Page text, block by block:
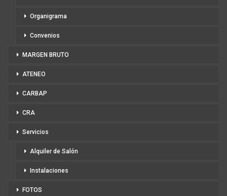
Organigrama
Convenios
MARGEN BRUTO
ATENEO
CARBAP
CRA
Servicios
Alquiler de Salón
Instalaciones
FOTOS